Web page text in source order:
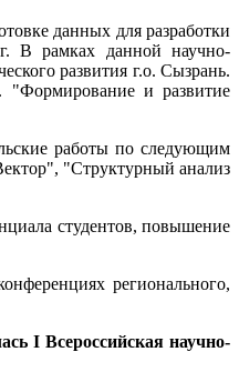
данных для разработки
В рамках данной научно-
развития г.о. Сызрань.
"Формирование и развитие
работы по следующим
"Структурный анализ
студентов, повышение
регионального,
I Всероссийская научно-